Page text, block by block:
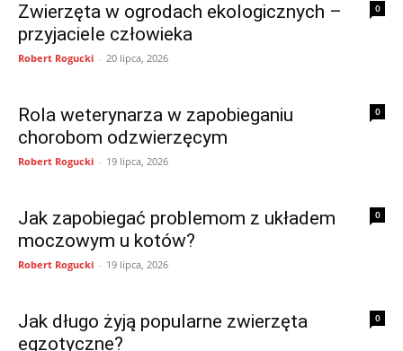
0
Zwierzęta w ogrodach ekologicznych –
przyjaciele człowieka
Robert Rogucki - 20 lipca, 2026
0
Rola weterynarza w zapobieganiu
chorobom odzwierzęcym
Robert Rogucki - 19 lipca, 2026
0
Jak zapobiegać problemom z układem
moczowym u kotów?
Robert Rogucki - 19 lipca, 2026
0
Jak długo żyją popularne zwierzęta
egzotyczne?